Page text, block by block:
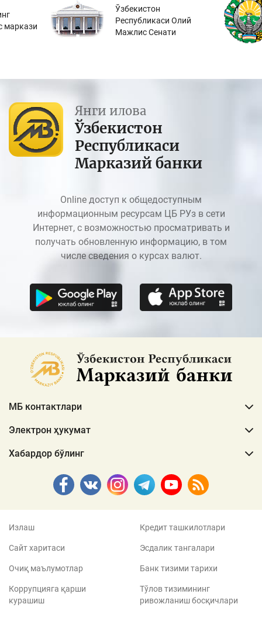
маркази
Ўзбекистон
Республикаси Олий
Мажлис Сенати
Янги илова
Ўзбекистон
Республикаси
Марказий банки
Online доступ к общедоступным
информационным ресурсам ЦБ РУз в сети
Интернет, с возможностью просматривать и
получать обновленную информацию, в том
числе сведения о курсах валют.
МБ контактлари
Электрон ҳукумат
Хабардор бўлинг
Излаш
Сайт харитаси
Очиқ маълумотлар
Коррупцияга қарши
курашиш
Кредит ташкилотлари
Эсдалик тангалари
Банк тизими тарихи
Тўлов тизимининг
ривожланиш босқичлари